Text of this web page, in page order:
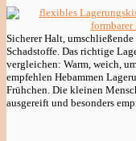
Sicherer Halt,
Schadstoffe. Das richtige
vergleichen: Warm, weich,
empfehlen Hebammen
Frühchen. Die kleinen
ausgereift und besonders